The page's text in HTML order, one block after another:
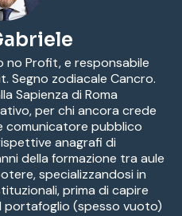
no Profit, e responsabile
Segno zodiacale Cancro.
Sapienza di Roma
per chi ancora crede
comunicatore pubblico
anagrafi di
della formazione tra aule
specializzandosi in
prima di capire
portafoglio (spesso vuoto)